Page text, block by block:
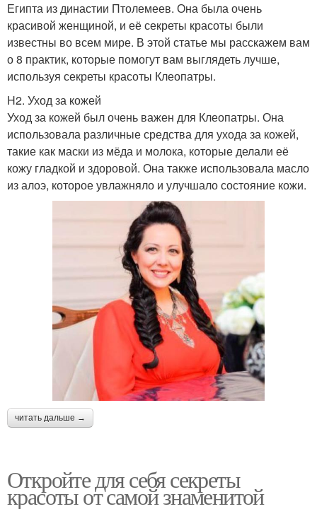
Египта из династии Птолемеев. Она была очень
красивой женщиной, и её секреты красоты были
известны во всем мире. В этой статье мы расскажем вам
о 8 практик, которые помогут вам выглядеть лучше,
используя секреты красоты Клеопатры.
H2. Уход за кожей
Уход за кожей был очень важен для Клеопатры. Она
использовала различные средства для ухода за кожей,
такие как маски из мёда и молока, которые делали её
кожу гладкой и здоровой. Она также использовала масло
из алоэ, которое увлажняло и улучшало состояние кожи.
читать дальше →
Откройте для себя секреты
красоты от самой знаменитой